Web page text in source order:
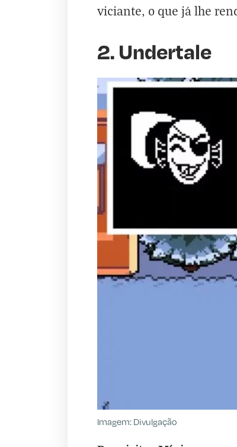
viciante, o que já lhe
2. Undertale
Imagem: Divulgação